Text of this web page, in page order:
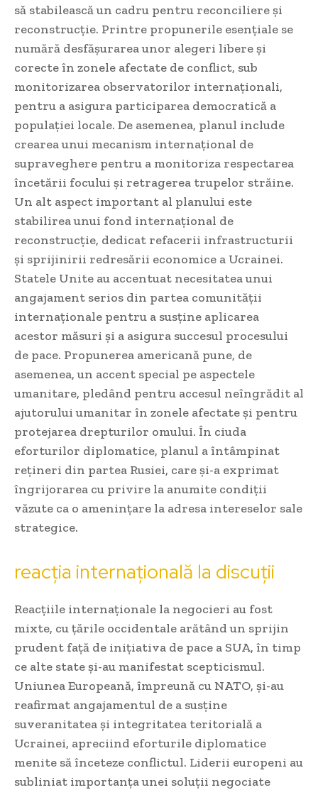
să stabilească un cadru pentru reconciliere și
reconstrucție. Printre propunerile esențiale se
numără desfășurarea unor alegeri libere și
corecte în zonele afectate de conflict, sub
monitorizarea observatorilor internaționali,
pentru a asigura participarea democratică a
populației locale. De asemenea, planul include
crearea unui mecanism internațional de
supraveghere pentru a monitoriza respectarea
încetării focului și retragerea trupelor străine.
Un alt aspect important al planului este
stabilirea unui fond internațional de
reconstrucție, dedicat refacerii infrastructurii
și sprijinirii redresării economice a Ucrainei.
Statele Unite au accentuat necesitatea unui
angajament serios din partea comunității
internaționale pentru a susține aplicarea
acestor măsuri și a asigura succesul procesului
de pace. Propunerea americană pune, de
asemenea, un accent special pe aspectele
umanitare, pledând pentru accesul neîngrădit al
ajutorului umanitar în zonele afectate și pentru
protejarea drepturilor omului. În ciuda
eforturilor diplomatice, planul a întâmpinat
rețineri din partea Rusiei, care și-a exprimat
îngrijorarea cu privire la anumite condiții
văzute ca o amenințare la adresa intereselor sale
strategice.
reacția internațională la discuții
Reacțiile internaționale la negocieri au fost
mixte, cu țările occidentale arătând un sprijin
prudent față de inițiativa de pace a SUA, în timp
ce alte state și-au manifestat scepticismul.
Uniunea Europeană, împreună cu NATO, și-au
reafirmat angajamentul de a susține
suveranitatea și integritatea teritorială a
Ucrainei, apreciind eforturile diplomatice
menite să înceteze conflictul. Liderii europeni au
subliniat importanța unei soluții negociate